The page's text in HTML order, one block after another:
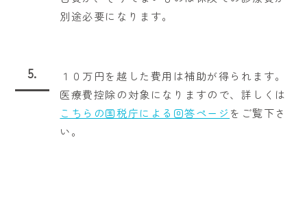
別途必要になります。
5.
１０万円を越した費用は補助が得られます。
医療費控除の対象になりますので、詳しくは
こちらの国税庁による回答ページ をご覧下さ
い。